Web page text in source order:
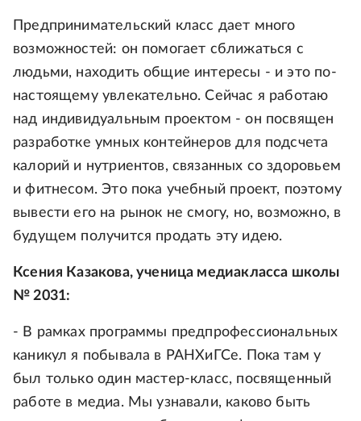
Предпринимательский класс дает много
возможностей: он помогает сближаться с
людьми, находить общие интересы - и это по-
настоящему увлекательно. Сейчас я работаю
над индивидуальным проектом - он посвящен
разработке умных контейнеров для подсчета
калорий и нутриентов, связанных со здоровьем
и фитнесом. Это пока учебный проект, поэтому
вывести его на рынок не смогу, но, возможно, в
будущем получится продать эту идею.
Ксения Казакова, ученица медиакласса школы
№ 2031:
- В рамках программы предпрофессиональных
каникул я побывала в РАНХиГСе. Пока там у
был только один мастер‑класс, посвященный
работе в медиа. Мы узнавали, каково быть